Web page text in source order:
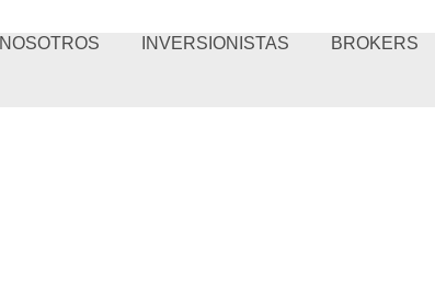
NOSOTROS INVERSIONISTAS BROKERS